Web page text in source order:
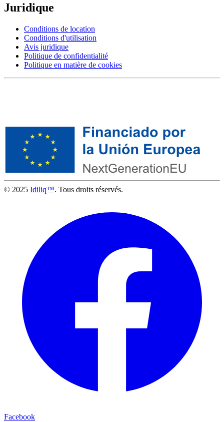
Juridique
Conditions de location
Conditions d'utilisation
Avis juridique
Politique de confidentialité
Politique en matière de cookies
© 2025 Idiliq™. Tous droits réservés.
Facebook